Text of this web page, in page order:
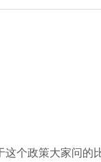
个政策大家问的